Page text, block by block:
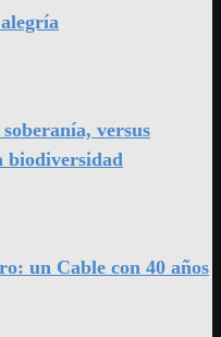
versus
biodiversidad
un Cable con 40 años